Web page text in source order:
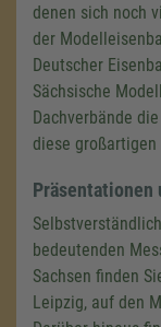
denen sich noch
der
Deutscher
Sächsische
Dachverbände
diese
bedeutenden
Sachsen finden
Leipzig, auf den